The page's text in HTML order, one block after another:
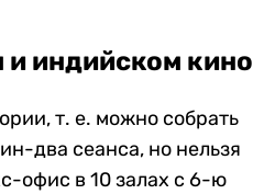
индийском кино
т. е. можно собрать
два сеанса, но нельзя
офис в 10 залах с 6-ю